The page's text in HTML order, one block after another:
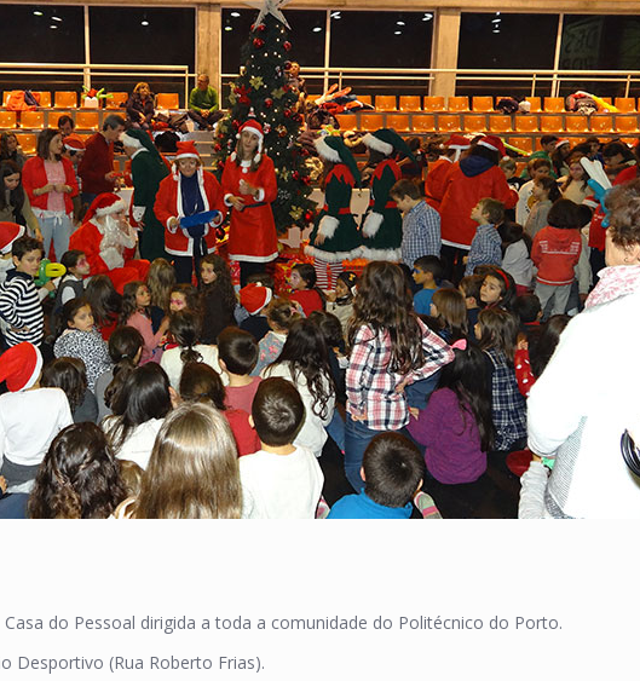
do Pessoal dirigida a toda a comunidade do Politécnico do Porto.
Desportivo (Rua Roberto Frias).